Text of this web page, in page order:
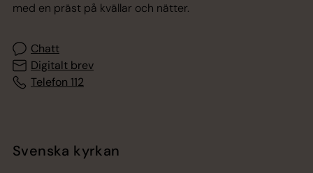
med en präst på kvällar och nätter.
Chatt
Digitalt brev
Telefon 112
Svenska kyrkan